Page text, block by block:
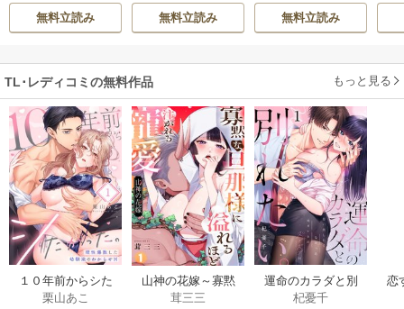
レッション 【短
編】
どる
無料立読み
～謎の独身貴族に
彼氏宣言されまし
無料立読み
相手は同僚王子!?
（分冊版）
無料立読み
TL･レディコミの無料作品 もっと見る
１０年前からシた
かった。～理性爆
栗山あこ
山神の花嫁～寡黙
な旦那様に溢れる
茸三三
運命のカラダと別
れたい。～思い出
杞憂千
恋